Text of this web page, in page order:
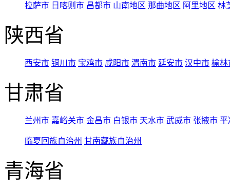
拉萨市 日喀则市 昌都市 山南地区 那曲地区 阿里地区 林
陕西省
西安市 铜川市 宝鸡市 咸阳市 渭南市 延安市 汉中市 榆林
甘肃省
兰州市 嘉峪关市 金昌市 白银市 天水市 武威市 张掖市 平
临夏回族自治州 甘南藏族自治州
青海省